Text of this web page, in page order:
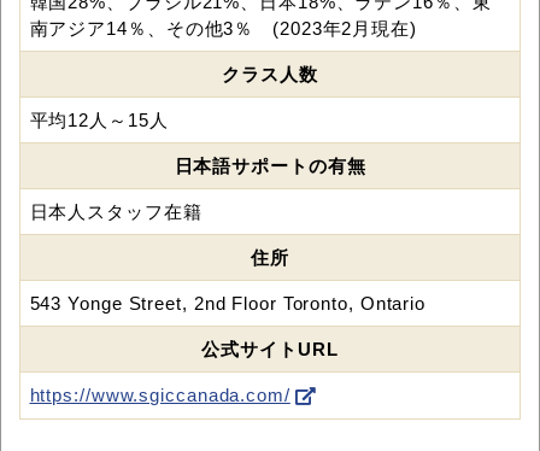
南アジア14％、その他3％ (2023年2月現在)
クラス人数
平均12人～15人
日本語サポートの有無
日本人スタッフ在籍
住所
543 Yonge Street, 2nd Floor Toronto, Ontario
公式サイトURL
https://www.sgiccanada.com/